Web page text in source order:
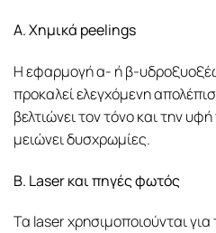
Α. Χημικά peelings
Η εφαρμογή α- ή β-
προκαλεί ελεγχόμενη
βελτιώνει τον τόνο και την
μειώνει δυσχρωμίες.
Β. Laser και πηγές φωτός
Τα laser χρησιμοποιούνται